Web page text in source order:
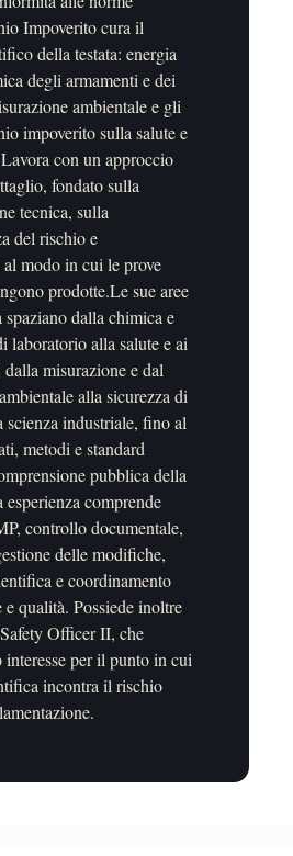
Impoverito cura il
della testata: energia
degli armamenti e dei
ambientale e gli
impoverito sulla salute e
con un approccio
fondato sulla
tecnica, sulla
del rischio e
modo in cui le prove
prodotte.Le sue aree
spaziano dalla chimica e
laboratorio alla salute e ai
misurazione e dal
alla sicurezza di
scienza industriale, fino al
metodi e standard
pubblica della
esperienza comprende
controllo documentale,
delle modifiche,
e coordinamento
qualità. Possiede inoltre
Officer II, che
per il punto in cui
incontra il rischio